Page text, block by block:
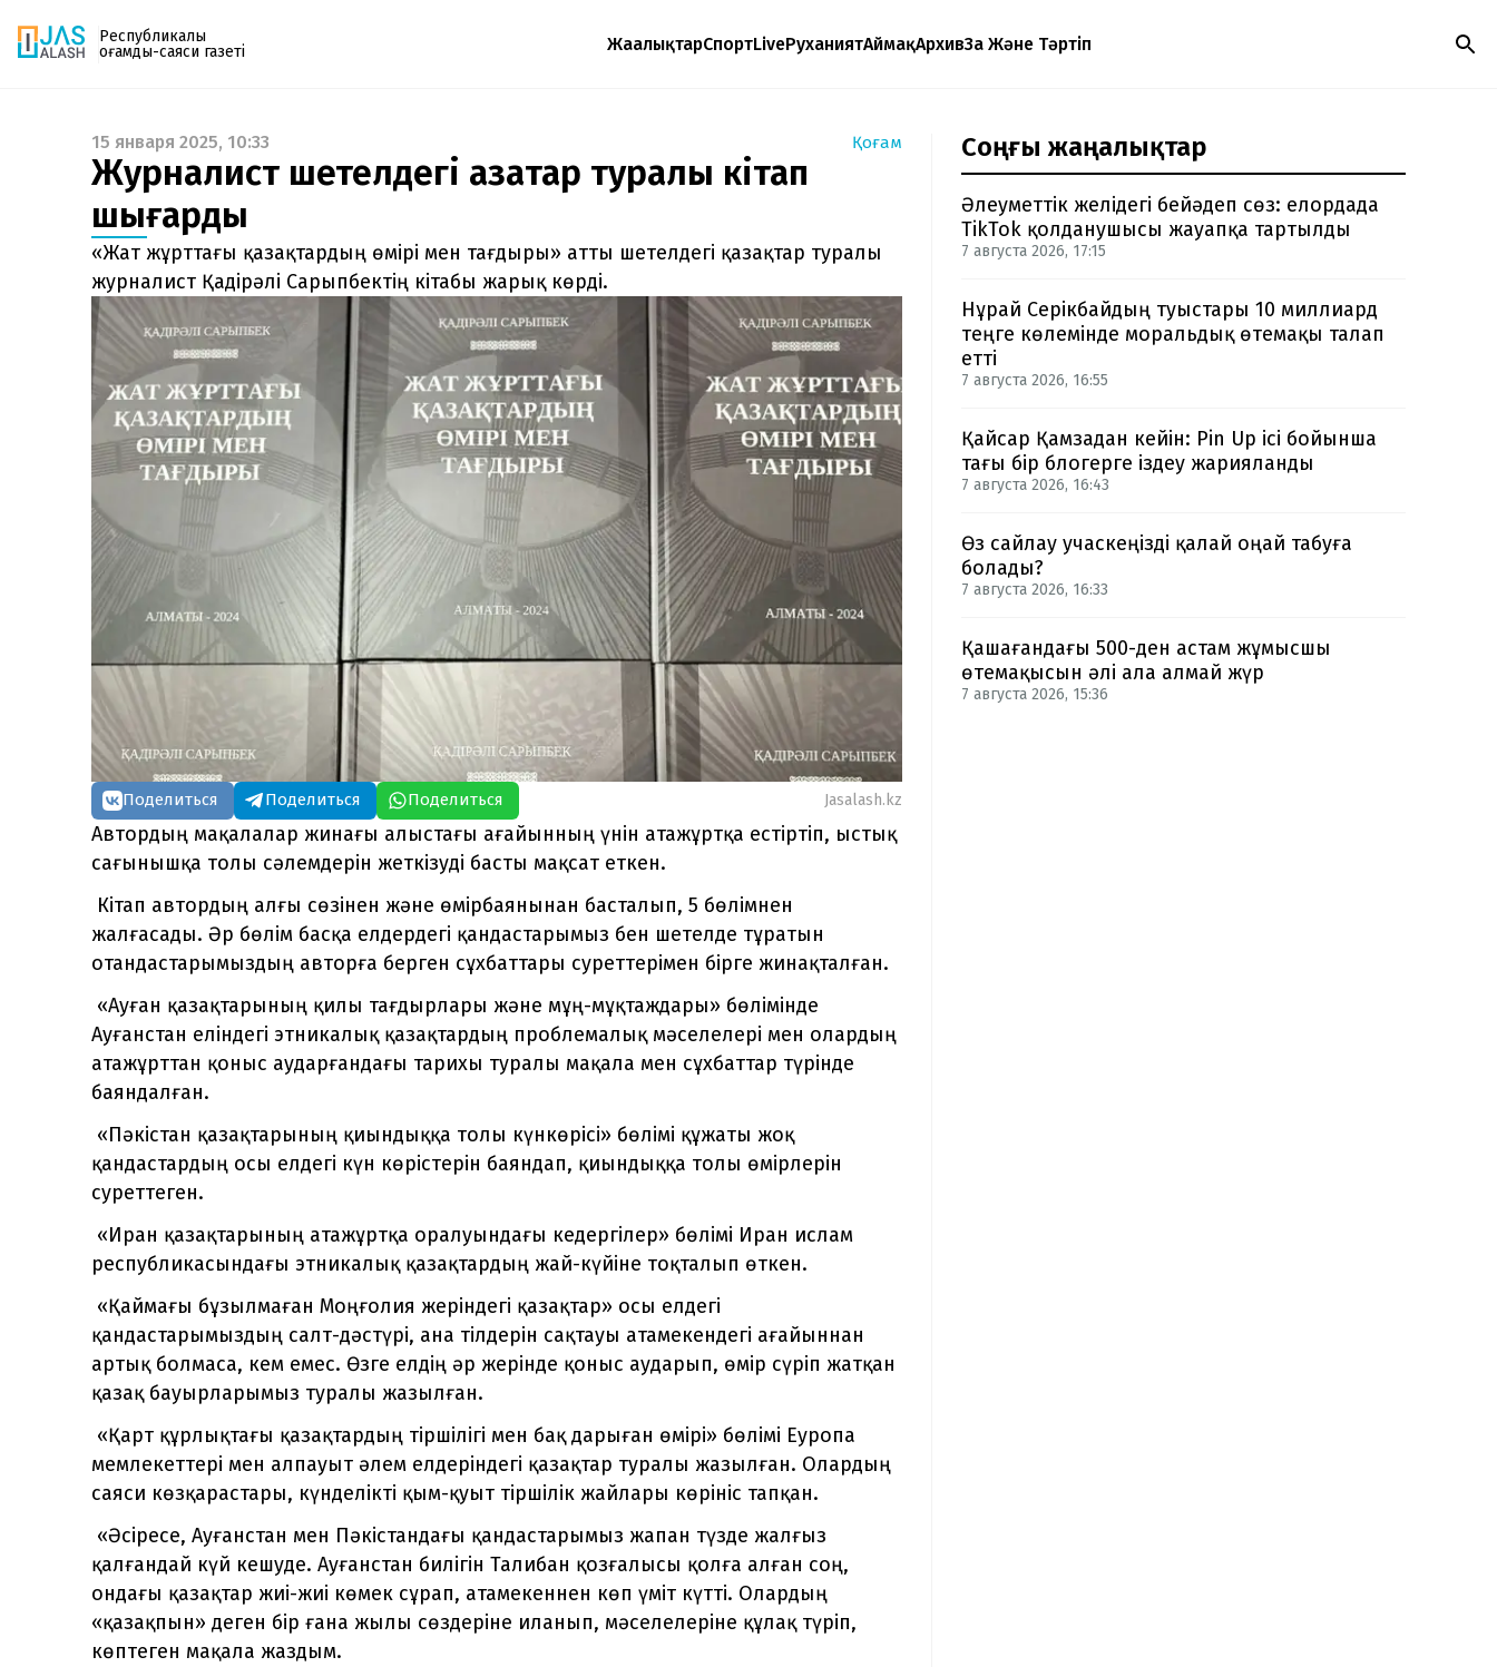
Республикалық
қоғамдық-саяси газеті
ЖаңалықтарСпортLiveРуханиятАймақАрхивЗаң Және Тәртіп
Газетке жазылу
PDF форматтағы газетті ай сайын электронды
поштаңызға алып отырыңыз. Жаңа нөмір
шыққан сәтте сізге бірден жіберіледі. Тек email
енгізіңіз, біз қалғанын өзіміз жібереміз.
15 января 2025, 10:33 Қоғам
Журналист шетелдегі қазақтар туралы кітап
шығарды
«Жат жұрттағы қазақтардың өмірі мен тағдыры» атты шетелдегі қазақтар туралы
журналист Қадірәлі Сарыпбектің кітабы жарық көрді.
Поделиться Поделиться Поделиться Jasalash.kz
Автордың мақалалар жинағы алыстағы ағайынның үнін атажұртқа естіртіп, ыстық
сағынышқа толы сәлемдерін жеткізуді басты мақсат еткен.
Кітап автордың алғы сөзінен және өмірбаянынан басталып, 5 бөлімнен
жалғасады. Әр бөлім басқа елдердегі қандастарымыз бен шетелде тұратын
отандастарымыздың авторға берген сұхбаттары суреттерімен бірге жинақталған.
«Ауған қазақтарының қилы тағдырлары және мұң-мұқтаждары» бөлімінде
Ауғанстан еліндегі этникалық қазақтардың проблемалық мәселелері мен олардың
атажұрттан қоныс аударғандағы тарихы туралы мақала мен сұхбаттар түрінде
баяндалған.
«Пәкістан қазақтарының қиындыққа толы күнкөрісі» бөлімі құжаты жоқ
қандастардың осы елдегі күн көрістерін баяндап, қиындыққа толы өмірлерін
суреттеген.
«Иран қазақтарының атажұртқа оралуындағы кедергілер» бөлімі Иран ислам
республикасындағы этникалық қазақтардың жай-күйіне тоқталып өткен.
«Қаймағы бұзылмаған Моңғолия жеріндегі қазақтар» осы елдегі
қандастарымыздың салт-дәстүрі, ана тілдерін сақтауы атамекендегі ағайыннан
артық болмаса, кем емес. Өзге елдің әр жерінде қоныс аударып, өмір сүріп жатқан
қазақ бауырларымыз туралы жазылған.
«Қарт құрлықтағы қазақтардың тіршілігі мен бақ дарыған өмірі» бөлімі Еуропа
мемлекеттері мен алпауыт әлем елдеріндегі қазақтар туралы жазылған. Олардың
саяси көзқарастары, күнделікті қым-қуыт тіршілік жайлары көрініс тапқан.
«Әсіресе, Ауғанстан мен Пәкістандағы қандастарымыз жапан түзде жалғыз
қалғандай күй кешуде. Ауғанстан билігін Талибан қозғалысы қолға алған соң,
ондағы қазақтар жиі-жиі көмек сұрап, атамекеннен көп үміт күтті. Олардың
«қазақпын» деген бір ғана жылы сөздеріне иланып, мәселелеріне құлақ түріп,
көптеген мақала жаздым.
Соңғы жаңалықтар
Әлеуметтік желідегі бейәдеп сөз: елордада
TikTok қолданушысы жауапқа тартылды
7 августа 2026, 17:15
Нұрай Серікбайдың туыстары 10 миллиард
теңге көлемінде моральдық өтемақы талап
етті
7 августа 2026, 16:55
Қайсар Қамзадан кейін: Pin Up ісі бойынша
тағы бір блогерге іздеу жарияланды
7 августа 2026, 16:43
Өз сайлау учаскеңізді қалай оңай табуға
болады?
7 августа 2026, 16:33
Қашағандағы 500-ден астам жұмысшы
өтемақысын әлі ала алмай жүр
7 августа 2026, 15:36